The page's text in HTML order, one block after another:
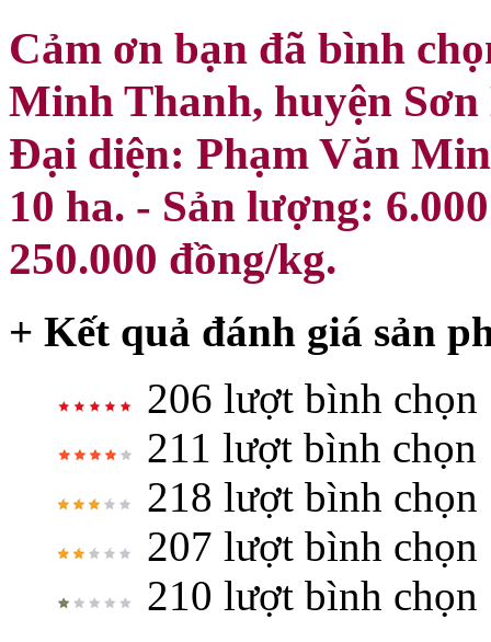
Cảm ơn bạn đã bình
Minh Thanh, huyện
Đại diện: Phạm Văn
10 ha. - Sản lượng:
250.000 đồng/kg.
+ Kết quả đánh giá sản
206 lượt bình chọn
211 lượt bình chọn
218 lượt bình chọn
207 lượt bình chọn
210 lượt bình chọn